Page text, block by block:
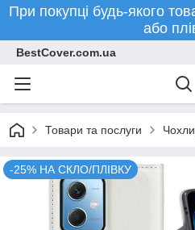
При покупці будь-якого
або
BestCover.com.ua
Товари та послуги
-25% НА СКЛО/ПЛІВКУ